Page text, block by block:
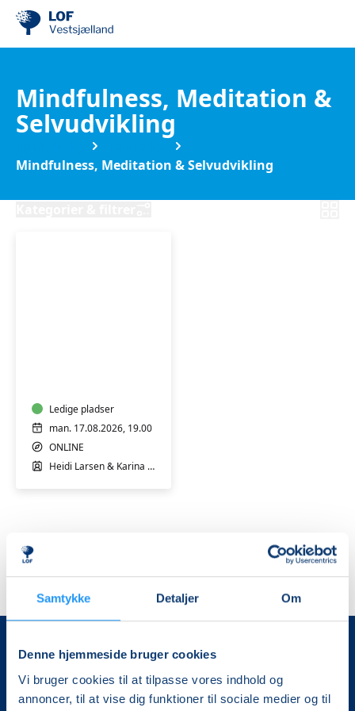
Samtykke Detaljer Om
Denne hjemmeside bruger cookies
Vi bruger cookies til at tilpasse vores indhold og
annoncer, til at vise dig funktioner til sociale medier og til
Mindfulness, Meditation &
Selvudvikling
Mindfulness, Meditation & Selvudvikling
står
tæt
på
en
ONLINE
Ledige pladser
man. 17.08.2026, 19.00
ONLINE
Heidi Larsen & Karina Ralsted